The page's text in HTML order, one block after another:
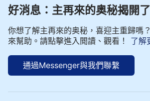
好消息：主再來的奥秘揭開了
你想了解主再來的奥秘，喜迎主重歸嗎
來幫助。請點擊進入閲讀、觀看！
了解
通過Messenger與我們聯繫